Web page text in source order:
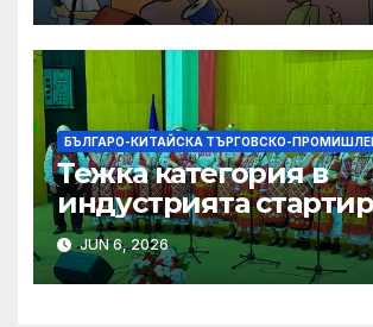
БЪЛГАРО-КИТАЙСКА ТЪРГОВСКО-
Тежка категория в
индустрията
алианс за
слънчева енергия
JUN 6, 2026